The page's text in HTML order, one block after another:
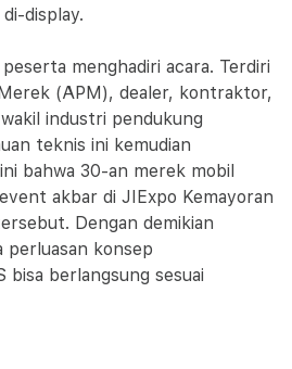
display.
menghadiri acara. Terdiri
(APM), dealer, kontraktor,
industri pendukung
teknis ini kemudian
bahwa 30-an merek mobil
akbar di JIExpo Kemayoran
Dengan demikian
perluasan konsep
bisa berlangsung sesuai